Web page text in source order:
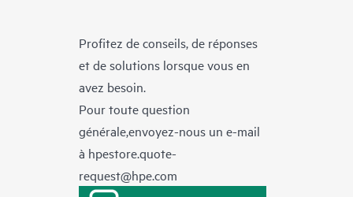
Profitez de conseils, de réponses
et de solutions lorsque vous en
avez besoin.
Pour toute question
générale,envoyez-nous un e-mail
à hpestore.quote-
request@hpe.com